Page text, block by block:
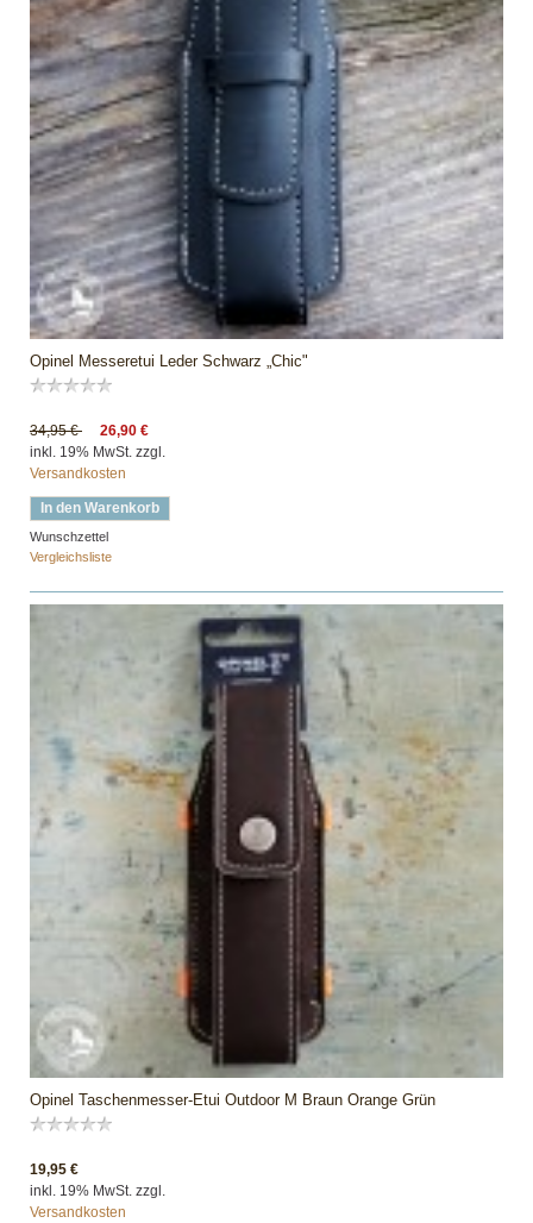
Opinel Messeretui Leder Schwarz „Chic"
34,95 €
26,90 €
inkl. 19% MwSt. zzgl.
Versandkosten
In den Warenkorb
Wunschzettel
Vergleichsliste
Opinel Taschenmesser-Etui Outdoor M Braun Orange Grün
19,95 €
inkl. 19% MwSt. zzgl.
Versandkosten